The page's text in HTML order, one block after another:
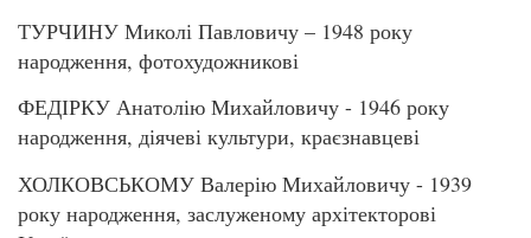
ТУРЧИНУ Миколі Павловичу – 1948 року
народження, фотохудожникові
ФЕДІРКУ Анатолію Михайловичу - 1946 року
народження, діячеві культури, краєзнавцеві
ХОЛКОВСЬКОМУ Валерію Михайловичу - 1939
року народження, заслуженому архітекторові